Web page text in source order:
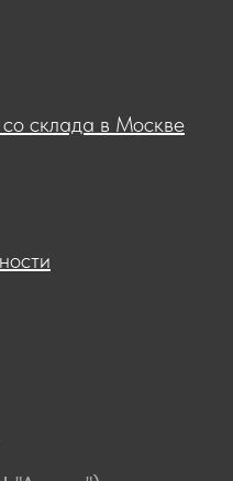
склада в Москве